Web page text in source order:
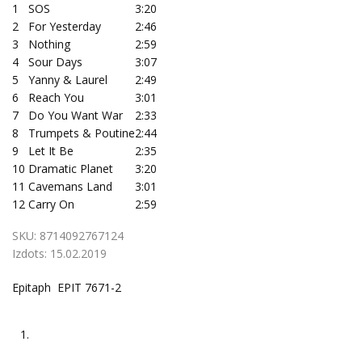
1 SOS
3:20
2
For Yesterday
2:46
3
Nothing
2:59
4
Sour Days
3:07
5
Yanny & Laurel
2:49
6
Reach You
3:01
7
Do You Want War
2:33
8
Trumpets & Poutine2:44
9
Let It Be
2:35
10 Dramatic Planet
3:20
11 Cavemans Land
3:01
12 Carry On 2:59
SKU: 8714092767124
Izdots: 15.02.2019
Epitaph EPIT 7671-2
1.